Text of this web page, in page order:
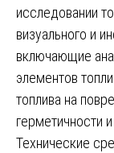
исследовании
визуального и
включающие
элементов
топлива на
герметичности
Технические